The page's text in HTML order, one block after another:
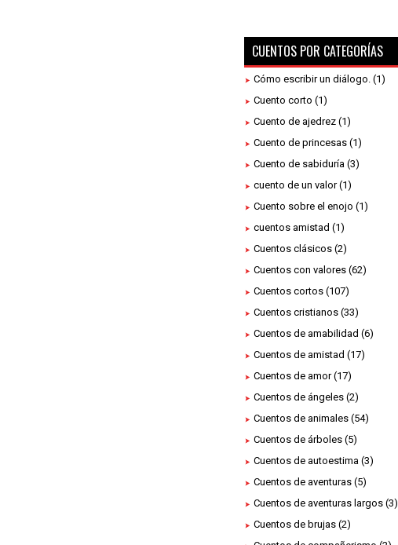
CUENTOS POR CATEGORÍAS
Cómo escribir un diálogo. (1)
Cuento corto (1)
Cuento de ajedrez (1)
Cuento de princesas (1)
Cuento de sabiduría (3)
cuento de un valor (1)
Cuento sobre el enojo (1)
cuentos amistad (1)
Cuentos clásicos (2)
Cuentos con valores (62)
Cuentos cortos (107)
Cuentos cristianos (33)
Cuentos de amabilidad (6)
Cuentos de amistad (17)
Cuentos de amor (17)
Cuentos de ángeles (2)
Cuentos de animales (54)
Cuentos de árboles (5)
Cuentos de autoestima (3)
Cuentos de aventuras (5)
Cuentos de aventuras largos (3)
Cuentos de brujas (2)